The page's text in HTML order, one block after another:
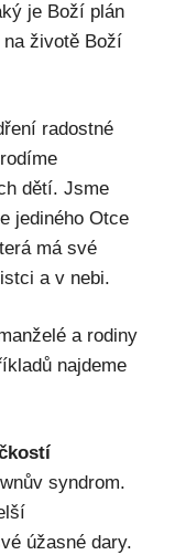
je Boží plán
životě Boží
radostné
dětí. Jsme
jediného Otce
má své
a v nebi.
a rodiny
najdeme
syndrom.
úžasné dary.